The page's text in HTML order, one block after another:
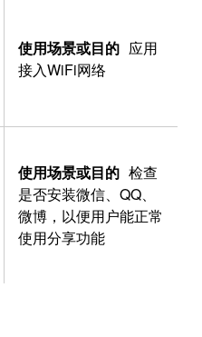
应用
接入WiFi网络
检查
是否安装微信、QQ、
微博，以便用户能正常
使用分享功能